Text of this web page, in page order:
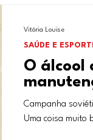
O álcool
Campanha
Uma coisa muito
SAÚDE E
Vitória Louise